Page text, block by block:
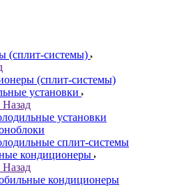
(сплит-системы)
(сплит-системы)
установки
Назад
установки
сплит-системы
кондиционеры
Назад
кондиционеры